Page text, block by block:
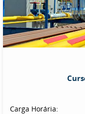
Carga Horária: